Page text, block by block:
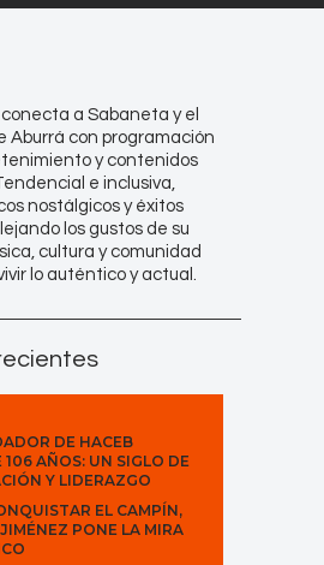
conecta a Sabaneta y el
Aburrá con programación
y contenidos
e inclusiva,
nostálgicos y éxitos
los gustos de su
cultura y comunidad
lo auténtico y actual.
DE HACEB
106 AÑOS: UN SIGLO DE
Y LIDERAZGO
EL CAMPÍN,
PONE LA MIRA